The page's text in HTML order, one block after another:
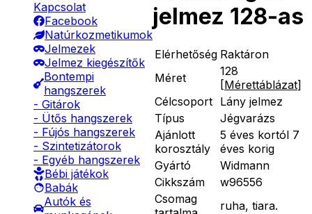
Kapcsolat
Facebook
Natúrkozmetikumok
Jelmezek
Jelmez kiegészítők
Bontempi
hangszerek
- Gitárok
- Ütős hangszerek
- Fújós hangszerek
- Szintetizátorok
- Egyéb hangszerek
Bébi játékok
Babák
Autók és
jelmez 128-as
Elérhetőség Raktáron
Méret
128
[Mérettáblázat]
Célcsoport Lány jelmez
Típus
Jégvarázs
Ajánlott
korosztály
5 éves kortól 7
éves korig
Gyártó
Widmann
Cikkszám
w96556
Csomag
ruha, tiara.